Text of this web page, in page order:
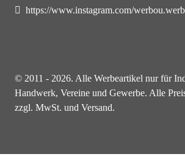
https://www.instagram.com/
© 2011 - 2026. Alle Werbeartikel nur für
Handwerk, Vereine und Gewerbe. Alle
zzgl. MwSt. und Versand.